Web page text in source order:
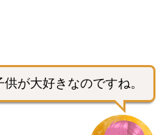
供が大好きなのですね。